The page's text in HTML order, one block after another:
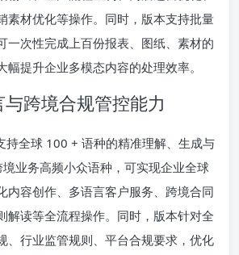
素材优化等操作。同时，版本支持批量
一次性完成上百份报表、图纸、素材的
幅提升企业多模态内容的处理效率。
跨境合规管控能力
持全球 100 + 语种的精准理解、生成与
业务高频小众语种，可实现企业全球
内容创作、多语言客户服务、跨境合同
解读等全流程操作。同时，版本针对全
、行业监管规则、平台合规要求，优化